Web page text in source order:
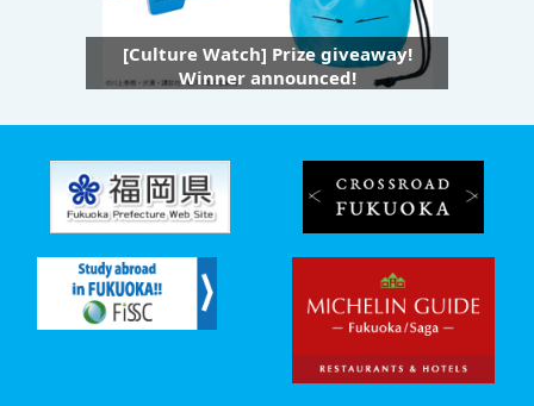
[Culture Watch] Prize giveaway!
Winner announced!